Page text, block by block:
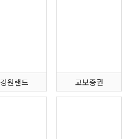
강원랜드 교보증권